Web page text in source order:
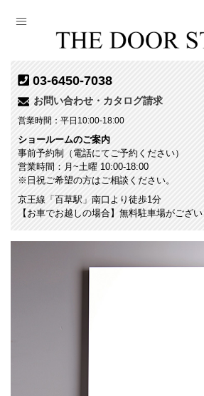
03-6450-7038
お問い合わせ・カタログ請求
営業時間：平日10:00-18:00
ショールームのご案内
事前予約制（電話にてご予約ください）
営業時間：月~土曜 10:00-18:00
※日祝ご希望の方はご相談ください。
京王線「百草駅」南口より徒歩1分
【お車でお越しの場合】無料駐車場がござ